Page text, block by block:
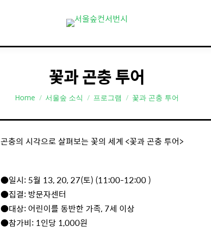
꽃과 곤충 투어
You are here:
Home 서울숲 소식 프로그램 꽃과 곤충 투어
곤충의 시각으로 살펴보는 꽃의 세계 <꽃과 곤충 투어>
●일시: 5월 13, 20, 27(토) (11:00-12:00 )
●집결: 방문자센터
●대상: 어린이를 동반한 가족, 7세 이상
●참가비: 1인당 1,000원